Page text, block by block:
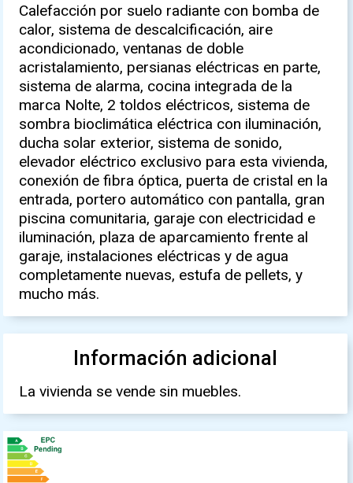
Calefacción por suelo radiante con bomba de
calor, sistema de descalcificación, aire
acondicionado, ventanas de doble
acristalamiento, persianas eléctricas en parte,
sistema de alarma, cocina integrada de la
marca Nolte, 2 toldos eléctricos, sistema de
sombra bioclimática eléctrica con iluminación,
ducha solar exterior, sistema de sonido,
elevador eléctrico exclusivo para esta vivienda,
conexión de fibra óptica, puerta de cristal en la
entrada, portero automático con pantalla, gran
piscina comunitaria, garaje con electricidad e
iluminación, plaza de aparcamiento frente al
garaje, instalaciones eléctricas y de agua
completamente nuevas, estufa de pellets, y
mucho más.
Información adicional
La vivienda se vende sin muebles.